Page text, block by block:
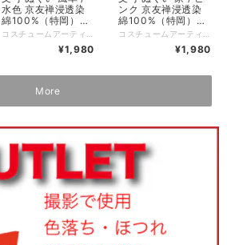
水色 京友禅浸透染
綿100%（特岡）
35x90cm 日本製
¥1,980
ンク 京友禅浸透染
綿100%（特岡）
35x90cm 日本製
¥1,980
More